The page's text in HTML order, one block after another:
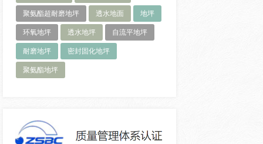
聚氨酯超耐磨地坪 透水地面 地坪
环氧地坪 透水地坪 自流平地坪
耐磨地坪 密封固化地坪
聚氨酯地坪